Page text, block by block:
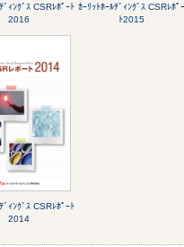
ﾞｨﾝｸﾞｽ CSRﾚﾎﾟｰﾄ
2016
ｶｰﾘｯﾄﾎｰﾙﾃﾞｨﾝｸﾞｽ CSRﾚﾎﾟｰ
ﾄ2015
ﾞｨﾝｸﾞｽ CSRﾚﾎﾟｰﾄ
2014